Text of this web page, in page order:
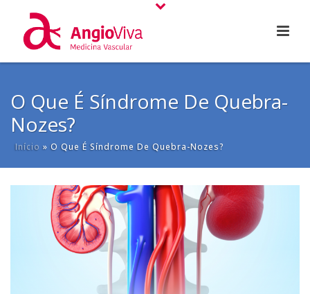
O Que É Síndrome De Quebra-
Nozes?
Início »O Que É Síndrome De Quebra-Nozes?